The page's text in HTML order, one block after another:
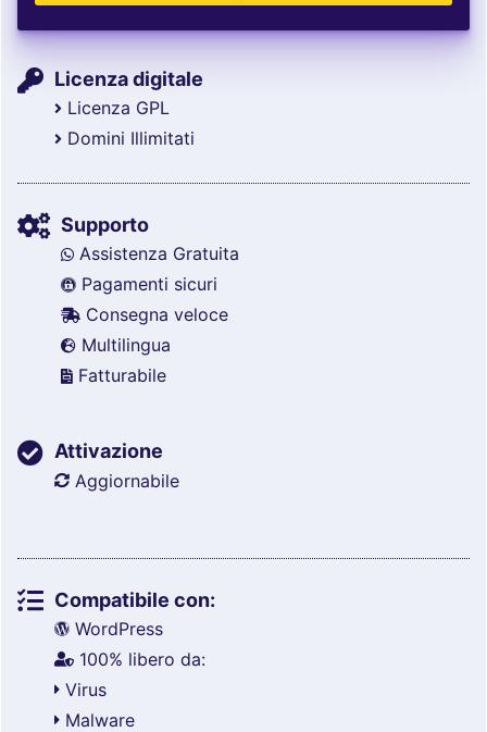
Licenza digitale
Licenza GPL
Domini Illimitati
Supporto
Assistenza Gratuita
Pagamenti sicuri
Consegna veloce
Multilingua
Fatturabile
Attivazione
Aggiornabile
Compatibile con:
WordPress
100% libero da:
Virus
Malware